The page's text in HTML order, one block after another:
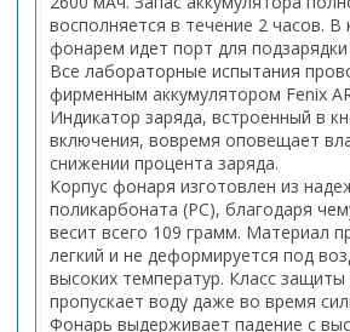
восполняется в течение 2 часов. В
фонарем идет порт для подзарядки
Все лабораторные испытания
фирменным аккумулятором Fenix
Индикатор заряда, встроенный в
включения, вовремя оповещает
снижении процента заряда.
Корпус фонаря изготовлен из
поликарбоната (PC), благодаря
весит всего 109 грамм. Материал
легкий и не деформируется под
высоких температур. Класс защиты
пропускает воду даже во время
Фонарь выдерживает падение с